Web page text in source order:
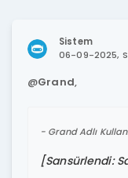
Sistem
06-09-2025,
@Grand,
Grand Adlı
[Sansürlendi: